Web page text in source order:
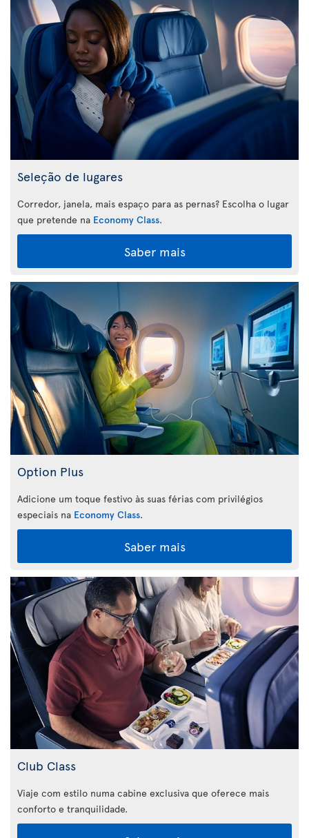
Seleção de lugares
Corredor, janela, mais espaço para as pernas? Escolha o lugar
que pretende na Economy Class.
Saber mais
Option Plus
Adicione um toque festivo às suas férias com privilégios
especiais na Economy Class.
Saber mais
Club Class
Viaje com estilo numa cabine exclusiva que oferece mais
conforto e tranquilidade.